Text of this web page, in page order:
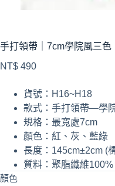
手打領帶｜7cm學院風三色
NT$ 490
貨號：H16~H18
款式：手打領帶—學
規格：最寬處7cm
顏色：紅、灰、藍綠
長度：145cm±2cm (
質料：聚脂纖維
顏色